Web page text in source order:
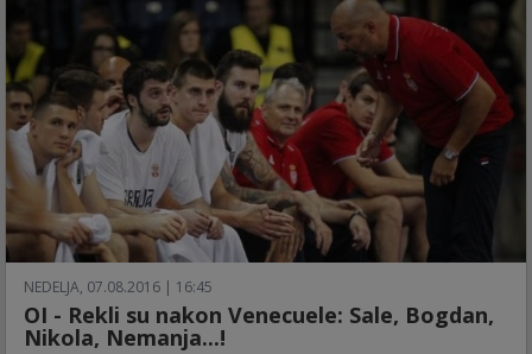
NEDELJA, 07.08.2016 | 16:45
OI - Rekli su nakon Venecuele: Sale, Bogdan,
Nikola, Nemanja...!